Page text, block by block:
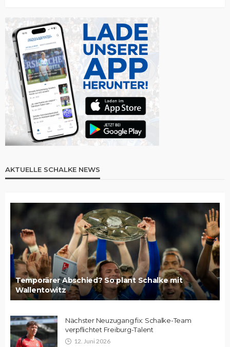
AKTUELLE SCHALKE NEWS
Temporärer Abschied? So plant Schalke mit
Wallentowitz
Nächster Neuzugang fix: Schalke-Team
verpflichtet Freiburg-Talent
12. Juni 2026